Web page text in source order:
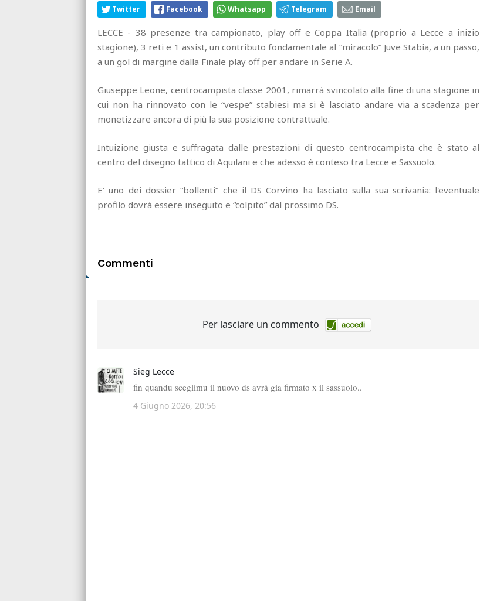
Twitter Facebook Whatsapp Telegram Email
LECCE - 38 presenze tra campionato, play off e Coppa Italia (proprio a Lecce a inizio
stagione), 3 reti e 1 assist, un contributo fondamentale al “miracolo” Juve Stabia, a un passo,
a un gol di margine dalla Finale play off per andare in Serie A.
Giuseppe Leone, centrocampista classe 2001, rimarrà svincolato alla fine di una stagione in
cui non ha rinnovato con le “vespe” stabiesi ma si è lasciato andare via a scadenza per
monetizzare ancora di più la sua posizione contrattuale.
Intuizione giusta e suffragata dalle prestazioni di questo centrocampista che è stato al
centro del disegno tattico di Aquilani e che adesso è conteso tra Lecce e Sassuolo.
E' uno dei dossier “bollenti” che il DS Corvino ha lasciato sulla sua scrivania: l'eventuale
profilo dovrà essere inseguito e “colpito” dal prossimo DS.
Commenti